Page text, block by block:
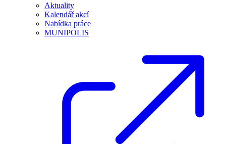
Aktuality
Kalendář akcí
Nabídka práce
MUNIPOLIS